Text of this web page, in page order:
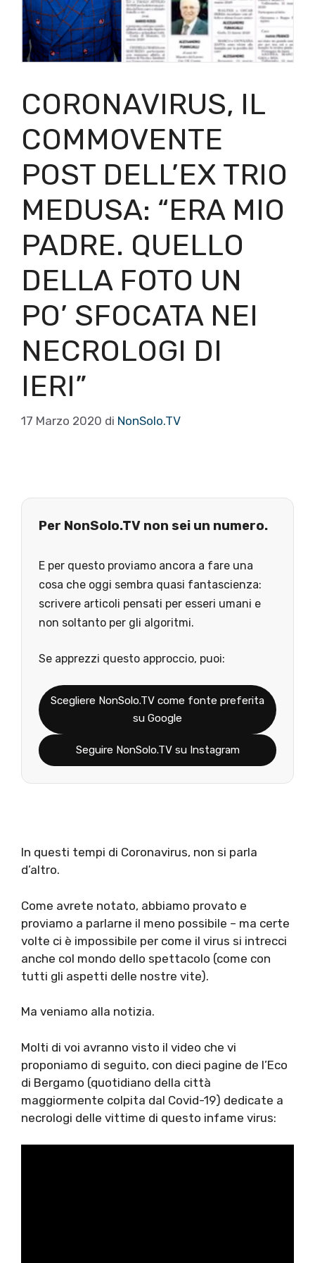
CORONAVIRUS, IL
COMMOVENTE
POST DELL’EX TRIO
MEDUSA: “ERA MIO
PADRE. QUELLO
DELLA FOTO UN
PO’ SFOCATA NEI
NECROLOGI DI
IERI”
17 Marzo 2020 di NonSolo.TV
Per NonSolo.TV non sei un numero.
E per questo proviamo ancora a fare una
cosa che oggi sembra quasi fantascienza:
scrivere articoli pensati per esseri umani e
non soltanto per gli algoritmi.
Se apprezzi questo approccio, puoi:
Scegliere NonSolo.TV come fonte preferita
su Google
Seguire NonSolo.TV su Instagram
In questi tempi di Coronavirus, non si parla
d’altro.
Come avrete notato, abbiamo provato e
proviamo a parlarne il meno possibile – ma certe
volte ci è impossibile per come il virus si intrecci
anche col mondo dello spettacolo (come con
tutti gli aspetti delle nostre vite).
Ma veniamo alla notizia.
Molti di voi avranno visto il video che vi
proponiamo di seguito, con dieci pagine de l’Eco
di Bergamo (quotidiano della città
maggiormente colpita dal Covid-19) dedicate a
necrologi delle vittime di questo infame virus: